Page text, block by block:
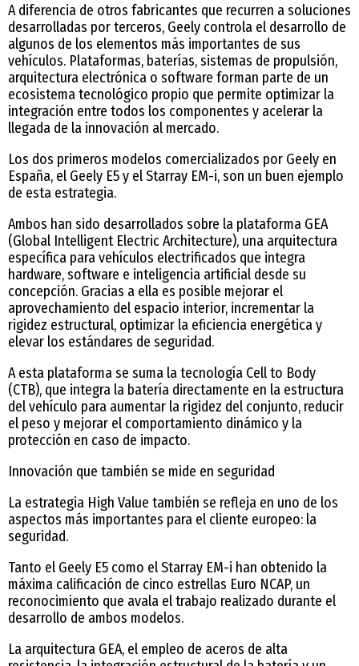
A diferencia de otros fabricantes que recurren a soluciones
desarrolladas por terceros, Geely controla el desarrollo de
algunos de los elementos más importantes de sus
vehículos. Plataformas, baterías, sistemas de propulsión,
arquitectura electrónica o software forman parte de un
ecosistema tecnológico propio que permite optimizar la
integración entre todos los componentes y acelerar la
llegada de la innovación al mercado.
Los dos primeros modelos comercializados por Geely en
España, el Geely E5 y el Starray EM-i, son un buen ejemplo
de esta estrategia.
Ambos han sido desarrollados sobre la plataforma GEA
(Global Intelligent Electric Architecture), una arquitectura
específica para vehículos electrificados que integra
hardware, software e inteligencia artificial desde su
concepción. Gracias a ella es posible mejorar el
aprovechamiento del espacio interior, incrementar la
rigidez estructural, optimizar la eficiencia energética y
elevar los estándares de seguridad.
A esta plataforma se suma la tecnología Cell to Body
(CTB), que integra la batería directamente en la estructura
del vehículo para aumentar la rigidez del conjunto, reducir
el peso y mejorar el comportamiento dinámico y la
protección en caso de impacto.
Innovación que también se mide en seguridad
La estrategia High Value también se refleja en uno de los
aspectos más importantes para el cliente europeo: la
seguridad.
Tanto el Geely E5 como el Starray EM-i han obtenido la
máxima calificación de cinco estrellas Euro NCAP, un
reconocimiento que avala el trabajo realizado durante el
desarrollo de ambos modelos.
La arquitectura GEA, el empleo de aceros de alta